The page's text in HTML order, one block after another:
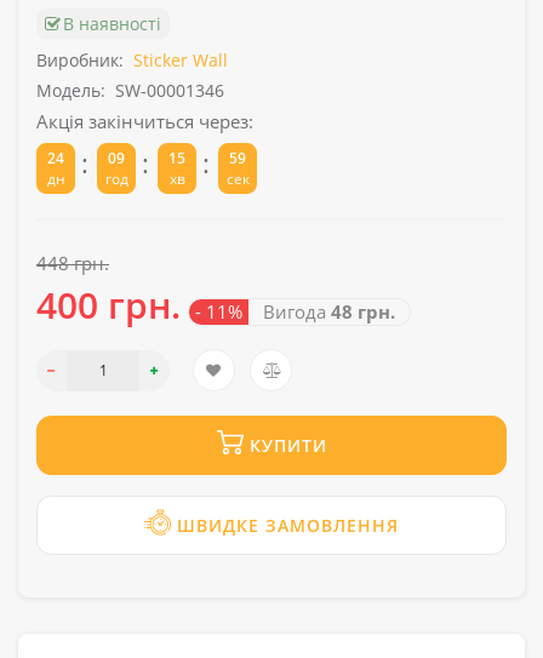
В наявності
Виробник: Sticker Wall
Модель: SW-00001346
Акція закінчиться через:
24
дн
:
09
год
:
15
хв
:
59
сек
448 грн.
400 грн. - 11% Вигода 48 грн.
КУПИТИ
ШВИДКЕ ЗАМОВЛЕННЯ